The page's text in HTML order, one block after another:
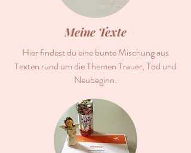
Meine Texte
Hier findest du eine bunte Mischung aus
Texten rund um die Themen Trauer, Tod und
Neubeginn.